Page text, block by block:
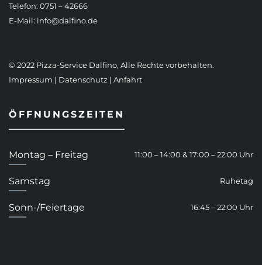
Telefon: 0751 – 42666
E-Mail: info@dalfino.de
© 2022 Pizza-Service Dalfino, Alle Rechte vorbehalten.
Impressum | Datenschutz | Anfahrt
ÖFFNUNGSZEITEN
Montag – Freitag 11:00 – 14:00 & 17:00 – 22:00 Uhr
Samstag Ruhetag
Sonn-/Feiertage 16:45 – 22:00 Uhr